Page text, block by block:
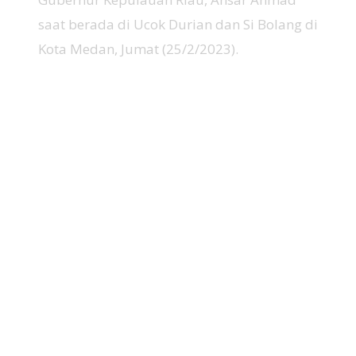
saat berada di Ucok Durian dan Si Bolang di
Kota Medan, Jumat (25/2/2023).